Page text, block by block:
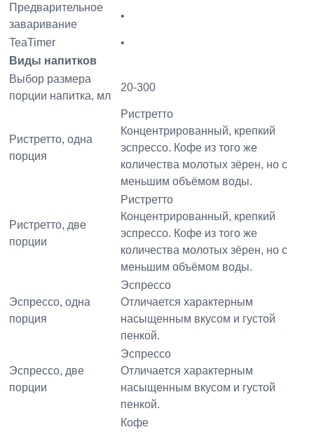
Предварительное
заваривание
•
TeaTimer
•
Виды напитков
Выбор размера
порции напитка, мл
20-300
Ристретто, одна
порция
Ристретто
Концентрированный, крепкий
эспрессо. Кофе из того же
количества молотых зёрен, но с
меньшим объёмом воды.
Ристретто, две
порции
Ристретто
Концентрированный, крепкий
эспрессо. Кофе из того же
количества молотых зёрен, но с
меньшим объёмом воды.
Эспрессо, одна
порция
Эспрессо
Отличается характерным
насыщенным вкусом и густой
пенкой.
Эспрессо, две
порции
Эспрессо
Отличается характерным
насыщенным вкусом и густой
пенкой.
Кофе